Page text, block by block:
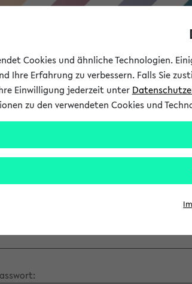
Forschung Studium
über
melden Sie sich am eKVV mit Ihrem
Cookies und ähnliche Technologien.
Ihre Erfahrung zu verbessern. Falls Sie
Einwilligung jederzeit unter
zu den verwendeten Cookies und